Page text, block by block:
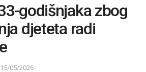
godišnjaka zbog
djeteta radi
15/05/2026